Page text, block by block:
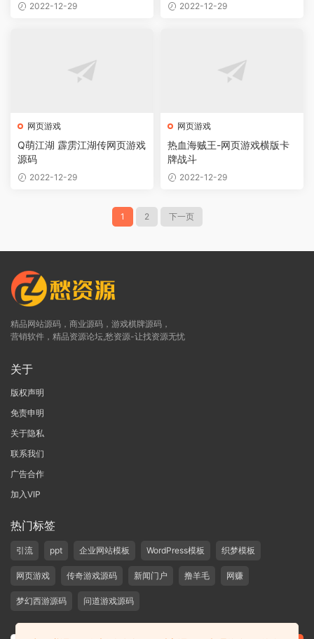
2022-12-29 2022-12-29
网页游戏
Q萌江湖 霹雳江湖传网页游戏
源码
2022-12-29
网页游戏
热血海贼王-网页游戏横版卡
牌战斗
2022-12-29
1 2 下一页
精品网站源码，商业源码，游戏棋牌源码，
营销软件，精品资源论坛,愁资源-让找资源无忧
关于
版权声明
免责申明
关于隐私
联系我们
广告合作
加入VIP
热门标签
引流 ppt 企业网站模板 WordPress模板 织梦模板
网页游戏 传奇游戏源码 新闻门户 撸羊毛 网赚
梦幻西游源码 问道游戏源码